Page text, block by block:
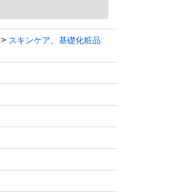
スキンケア、基礎化粧品